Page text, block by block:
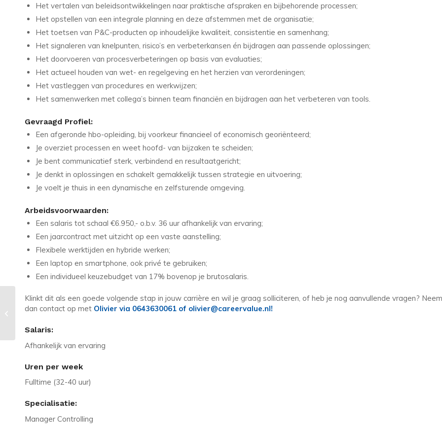
Het vertalen van beleidsontwikkelingen naar praktische afspraken en bijbehorende processen;
Het opstellen van een integrale planning en deze afstemmen met de organisatie;
Het toetsen van P&C-producten op inhoudelijke kwaliteit, consistentie en samenhang;
Het signaleren van knelpunten, risico’s en verbeterkansen én bijdragen aan passende oplossingen;
Het doorvoeren van procesverbeteringen op basis van evaluaties;
Het actueel houden van wet- en regelgeving en het herzien van verordeningen;
Het vastleggen van procedures en werkwijzen;
Het samenwerken met collega’s binnen team financiën en bijdragen aan het verbeteren van tools.
Gevraagd Profiel:
Een afgeronde hbo-opleiding, bij voorkeur financieel of economisch georiënteerd;
Je overziet processen en weet hoofd- van bijzaken te scheiden;
Je bent communicatief sterk, verbindend en resultaatgericht;
Je denkt in oplossingen en schakelt gemakkelijk tussen strategie en uitvoering;
Je voelt je thuis in een dynamische en zelfsturende omgeving.
Arbeidsvoorwaarden:
Een salaris tot schaal €6.950,- o.b.v. 36 uur afhankelijk van ervaring;
Een jaarcontract met uitzicht op een vaste aanstelling;
Flexibele werktijden en hybride werken;
Een laptop en smartphone, ook privé te gebruiken;
Een individueel keuzebudget van 17% bovenop je brutosalaris.
Klinkt dit als een goede volgende stap in jouw carrière en wil je graag solliciteren, of heb je nog aanvullende vragen? Neem
dan contact op met Olivier via 0643630061 of olivier@careervalue.nl!
Salaris:
Afhankelijk van ervaring
Uren per week
Fulltime (32-40 uur)
Specialisatie:
Manager Controlling
Vacature in Maassluis: Financial
Controller | tot 78 K p/j | 38